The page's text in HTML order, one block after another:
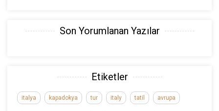
Son Yorumlanan Yazılar
Etiketler
italya kapadokya tur italy tatil avrupa